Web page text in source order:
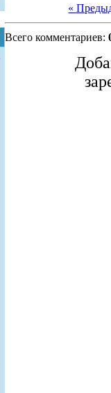
«
Всего комментариев: